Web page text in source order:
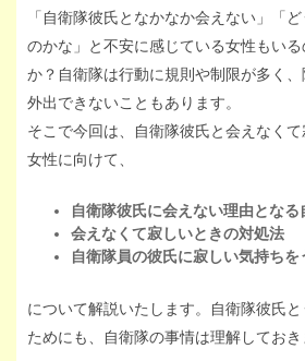
「自衛隊彼氏となかなか会えない」「
のかな」と不安に感じている女性もい
か？自衛隊は行動に規則や制限が多く
外出できないこともあります。
そこで今回は、自衛隊彼氏と会えなく
女性に向けて、
自衛隊彼氏に会えない理由となる
会えなくて寂しいときの対処法
自衛隊員の彼氏に寂しい気持ちを
について解説いたします。自衛隊彼氏と
ためにも、自衛隊の事情は理解しておき